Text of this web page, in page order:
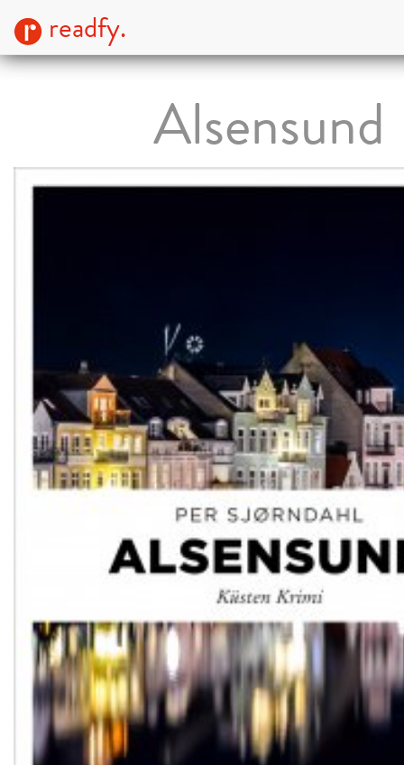
readfy.
Alsensund